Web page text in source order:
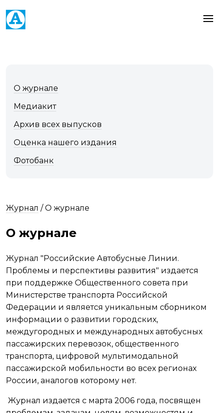
Журнал /О журнале
О журнале
Журнал "Российские Автобусные Линии.
Проблемы и перспективы развития" издается
при поддержке Общественного совета при
Министерстве транспорта Российской
Федерации и является уникальным сборником
информации о развитии городских,
междугородных и международных автобусных
пассажирских перевозок, общественного
транспорта, цифровой мультимодальной
пассажирской мобильности во всех регионах
России, аналогов которому нет.
Журнал издается с марта 2006 года, посвящен
О журнале
Медиакит
Архив всех выпусков
Оценка нашего издания
Фотобанк